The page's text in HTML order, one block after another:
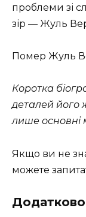
проблеми зі
зір — Жуль
Помер Жуль
Коротка
деталей його
лише основні
Якщо ви не
можете